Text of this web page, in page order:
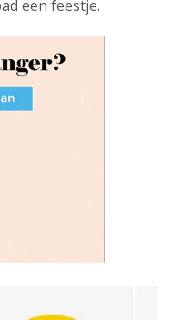
een feestje.